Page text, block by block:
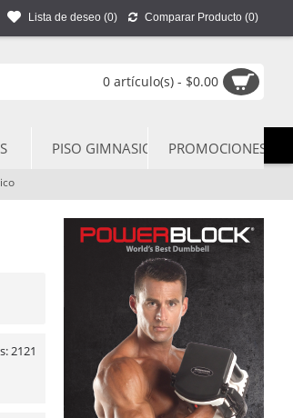
Lista de deseo (0) Comparar Producto (0)
0 artículo(s) - $0.00
PISO GIMNASIO PROMOCIONES
2121